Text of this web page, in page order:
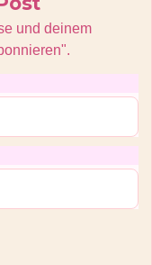
und deinem